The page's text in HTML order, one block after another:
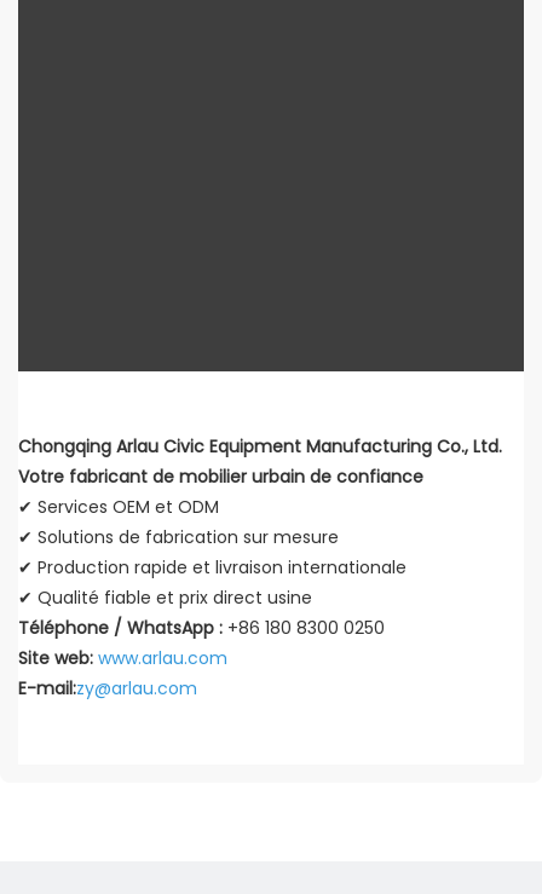
Chongqing Arlau Civic Equipment Manufacturing Co., Ltd.
Votre fabricant de mobilier urbain de confiance
✔ Services OEM et ODM
✔ Solutions de fabrication sur mesure
✔ Production rapide et livraison internationale
✔ Qualité fiable et prix direct usine
Téléphone / WhatsApp : +86 180 8300 0250
Site web: www.arlau.com
E-mail:zy@arlau.com